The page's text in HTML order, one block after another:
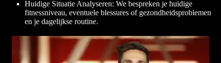
Huidige Situatie Analyseren: We bespreken je huidige
fitnessniveau, eventuele blessures of gezondheidsproblemen
en je dagelijkse routine.